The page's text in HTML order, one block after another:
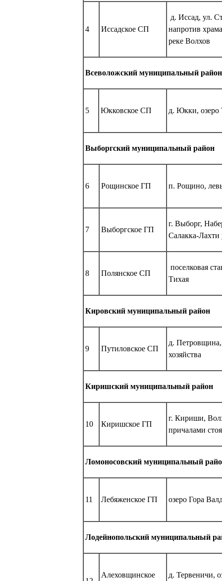
4 Иссадское СП
д. Иссад, ул.
напротив
реке Волхов
Всеволожский муниципальный район
5 Юкковское СП д. Юкки, озеро
Выборгский муниципальный район
6 Рощинское ГП п. Рощино,
7 Выборгское ГП
г. Выборг,
Салакка-Лахти
8 Полянское СП
поселковая
Тихая
Кировский муниципальный район
9 Путиловское СП
д. Петровщина,
хозяйства
Киришский муниципальный район
10 Киришское ГП
г. Кириши,
причалами
Ломоносовский муниципальный
11 Лебяженское ГП озеро Гора
Лодейнопольский муниципальный
Алеховщинское д. Тервеничи,